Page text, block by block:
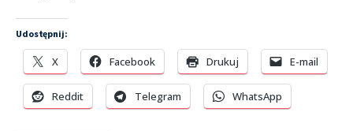
Udostępnij:
X Facebook Drukuj E-mail
Reddit Telegram WhatsApp